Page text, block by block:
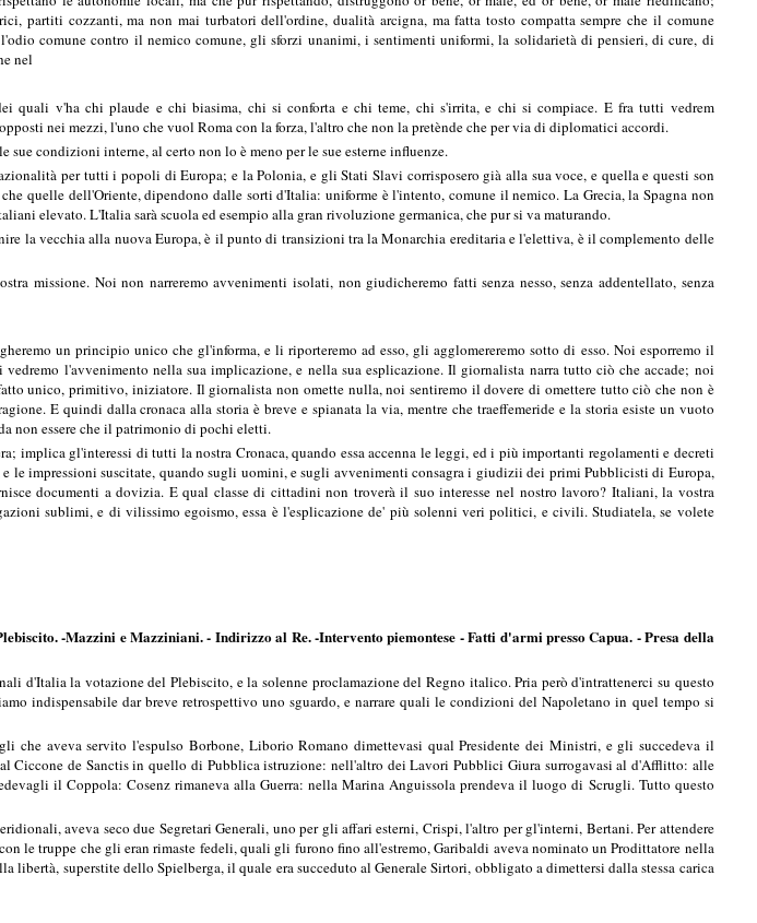
partiti cozzanti, ma non mai turbatori dell'ordine, dualità arcigna, ma fatta tosto compatta sempre che il comune
comune contro il nemico comune, gli sforzi unanimi, i sentimenti uniformi, la solidarietà di pensieri, di cure, di
nel
quali v'ha chi plaude e chi biasima, chi si conforta e chi teme, chi s'irrita, e chi si compiace. E fra tutti vedrem
nei mezzi, l'uno che vuol Roma con la forza, l'altro che non la pretènde che per via di diplomatici accordi.
condizioni interne, al certo non lo è meno per le sue esterne influenze.
per tutti i popoli di Europa; e la Polonia, e gli Stati Slavi corrisposero già alla sua voce, e quella e questi son
quelle dell'Oriente, dipendono dalle sorti d'Italia: uniforme è l'intento, comune il nemico. La Grecia, la Spagna non
elevato. L'Italia sarà scuola ed esempio alla gran rivoluzione germanica, che pur si va maturando.
la vecchia alla nuova Europa, è il punto di transizioni tra la Monarchia ereditaria e l'elettiva, è il complemento delle
missione. Noi non narreremo avvenimenti isolati, non giudicheremo fatti senza nesso, senza addentellato, senza
un principio unico che gl'informa, e li riporteremo ad esso, gli agglomereremo sotto di esso. Noi esporremo il
l'avvenimento nella sua implicazione, e nella sua esplicazione. Il giornalista narra tutto ciò che accade; noi
unico, primitivo, iniziatore. Il giornalista non omette nulla, noi sentiremo il dovere di omettere tutto ciò che non è
E quindi dalla cronaca alla storia è breve e spianata la via, mentre che traeffemeride e la storia esiste un vuoto
non essere che il patrimonio di pochi eletti.
implica gl'interessi di tutti la nostra Cronaca, quando essa accenna le leggi, ed i più importanti regolamenti e decreti
le impressioni suscitate, quando sugli uomini, e sugli avvenimenti consagra i giudizii dei primi Pubblicisti di Europa,
documenti a dovizia. E qual classe di cittadini non troverà il suo interesse nel nostro lavoro? Italiani, la vostra
sublimi, e di vilissimo egoismo, essa è l'esplicazione de' più solenni veri politici, e civili. Studiatela, se volete
-Mazzini e Mazziniani. - Indirizzo al Re. -Intervento piemontese - Fatti d'armi presso Capua. - Presa della
d'Italia la votazione del Plebiscito, e la solenne proclamazione del Regno italico. Pria però d'intrattenerci su questo
indispensabile dar breve retrospettivo uno sguardo, e narrare quali le condizioni del Napoletano in quel tempo si
che aveva servito l'espulso Borbone, Liborio Romano dimettevasi qual Presidente dei Ministri, e gli succedeva il
Ciccone de Sanctis in quello di Pubblica istruzione: nell'altro dei Lavori Pubblici Giura surrogavasi al d'Afflitto: alle
il Coppola: Cosenz rimaneva alla Guerra: nella Marina Anguissola prendeva il luogo di Scrugli. Tutto questo
aveva seco due Segretari Generali, uno per gli affari esterni, Crispi, l'altro per gl'interni, Bertani. Per attendere
le truppe che gli eran rimaste fedeli, quali gli furono fino all'estremo, Garibaldi aveva nominato un Prodittatore nella
libertà, superstite dello Spielberga, il quale era succeduto al Generale Sirtori, obbligato a dimettersi dalla stessa carica